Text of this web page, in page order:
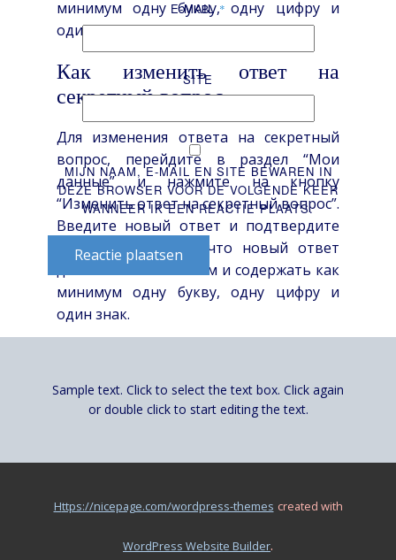
минимум одну букву, одну цифру и
один знак.
Как изменить ответ на
секретный вопрос
Для изменения ответа на секретный
вопрос, перейдите в раздел “Мои
данные” и нажмите на кнопку
“Изменить ответ на секретный вопрос”.
Введите новый ответ и подтвердите
его. Не забывайте, что новый ответ
должен быть сложным и содержать как
минимум одну букву, одну цифру и
один знак.
восстановить доступ к вашему
аккаунту, отправив запрос на
секретный вопрос на электронную
доступными для третьих лиц!
E-MAIL*
SITE
MIJN NAAM, E-MAIL EN SITE BEWAREN IN
DEZE BROWSER VOOR DE VOLGENDE KEER
WANNEER IK EEN REACTIE PLAATS.
Reactie plaatsen
Sample text. Click to select the text box. Click again
or double click to start editing the text.
https://nicepage.com/wordpress-themes created with
WordPress Website Builder.